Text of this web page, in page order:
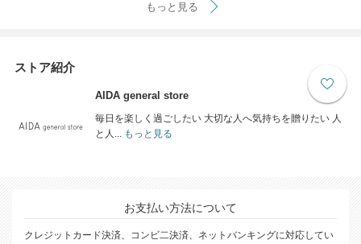
もっと見る
ストア紹介
AIDA general store
毎日を楽しく過ごしたい 大切な人へ気持ちを贈りたい 人
と人...
もっと見る
お支払い方法について
クレジットカード決済、コンビ二決済、ネットバンキングに対応してい